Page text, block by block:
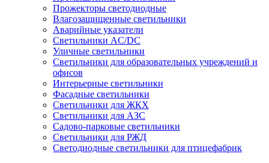
Прожекторы светодиодные
Влагозащищенные светильники
Аварийные указатели
Светильники AC/DC
Уличные светильники
Светильники для образовательных учреждений и
офисов
Интерьерные светильники
Фасадные светильники
Светильники для ЖКХ
Светильники для АЗС
Садово-парковые светильники
Светильники для РЖД
Светодиодные светильники для птицефабрик